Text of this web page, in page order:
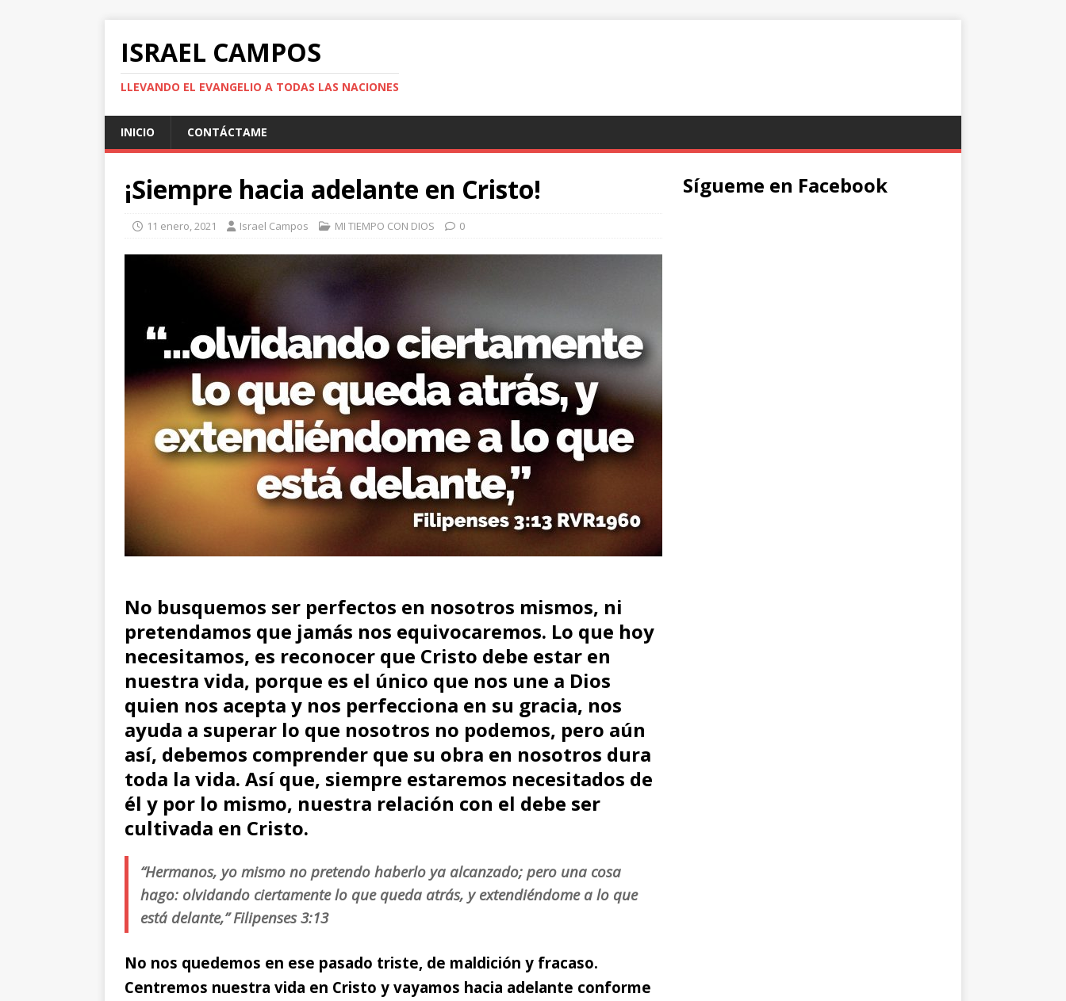
ISRAEL CAMPOS
LLEVANDO EL EVANGELIO A TODAS LAS NACIONES
INICIO CONTÁCTAME
¡Siempre hacia adelante en Cristo!
11 enero, 2021 Israel Campos MI TIEMPO CON DIOS 0
No busquemos ser perfectos en nosotros mismos, ni
pretendamos que jamás nos equivocaremos. Lo que hoy
necesitamos, es reconocer que Cristo debe estar en
nuestra vida, porque es el único que nos une a Dios
quien nos acepta y nos perfecciona en su gracia, nos
ayuda a superar lo que nosotros no podemos, pero aún
así, debemos comprender que su obra en nosotros dura
toda la vida. Así que, siempre estaremos necesitados de
él y por lo mismo, nuestra relación con el debe ser
cultivada en Cristo.
“Hermanos, yo mismo no pretendo haberlo ya alcanzado; pero una cosa
hago: olvidando ciertamente lo que queda atrás, y extendiéndome a lo que
está delante,” Filipenses 3:13
No nos quedemos en ese pasado triste, de maldición y fracaso.
Centremos nuestra vida en Cristo y vayamos hacia adelante conforme
Sígueme en Facebook